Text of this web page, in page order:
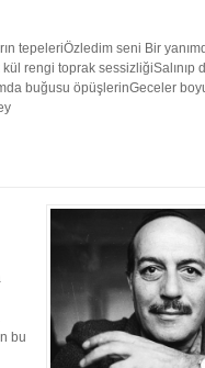
tepeleriÖzledim seni Bir
rengi toprak sessizliğiSalınıp
buğusu öpüşlerinGeceler
bu